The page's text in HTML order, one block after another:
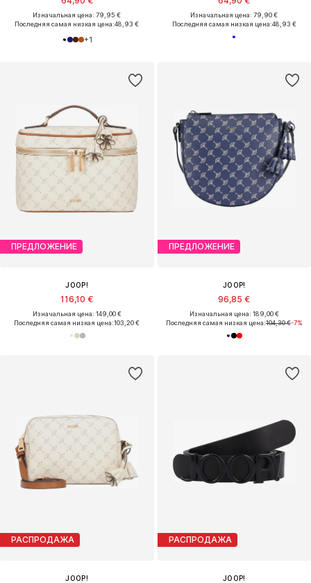
Изначальная цена: 79,95 €
Последняя самая низкая цена:48,93 €
+1
Изначальная цена: 79,90 €
Последняя самая низкая цена:48,93 €
ПРЕДЛОЖЕНИЕ
JOOP!
116,10 €
Изначальная цена: 149,00 €
Последняя самая низкая цена:103,20 €
ПРЕДЛОЖЕНИЕ
JOOP!
96,85 €
Изначальная цена: 189,00 €
Последняя самая низкая цена:104,30 €-7%
РАСПРОДАЖА
JOOP!
РАСПРОДАЖА
JOOP!